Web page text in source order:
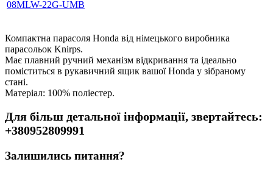
08MLW-22G-UMB
Компактна парасоля Honda від німецького виробника
парасольок Knirps.
Має плавний ручний механізм відкривання та ідеально
поміститься в рукавичний ящик вашої Honda у зібраному
стані.
Матеріал: 100% поліестер.
Для більш детальної інформації, звертайтесь:
+380952809991
Залишились питання?